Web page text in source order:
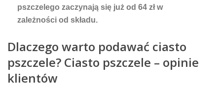
pszczelego zaczynają się już od 64 zł w
zależności od składu.
Dlaczego warto podawać ciasto
pszczele? Ciasto pszczele – opinie
klientów